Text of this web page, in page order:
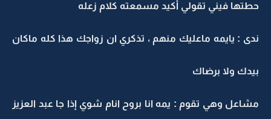
حطتها فيني تقولي أكيد مسمعته كلام زعله
ندى : يايمه ماعليك منهم ، تذكري ان زواجك هذا كله ماكان
بيدك ولا برضاك
مشاعل وهي تقوم : يمه انا بروح انام شوي إذا جا عبد العزيز